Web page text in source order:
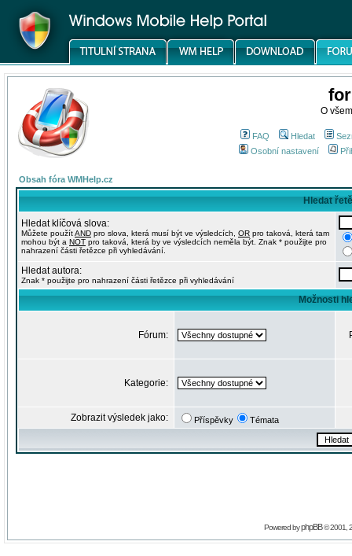
O
FAQ Hledat
Osobní nastavení
Obsah fóra WMHelp.cz
Hledat
Hledat klíčová slova:
Můžete použítAND pro slova, která musí být ve výsledcích, OR pro taková, která tam
mohou být a NOT pro taková, která by ve výsledcích neměla být. Znak * použijte pro
nahrazení části řetězce při vyhledávání.
Hledat autora:
Znak * použijte pro nahrazení části řetězce při vyhledávání
Možnosti
Fórum:
Kategorie:
Zobrazit výsledek jako: Příspěvky Témata
Powered byphpBB© 2001,